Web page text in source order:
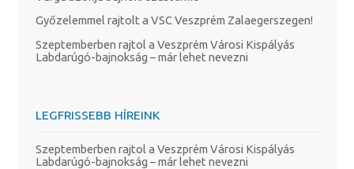
Győzelemmel rajtolt a VSC Veszprém Zalaegerszegen!
Szeptemberben rajtol a Veszprém Városi Kispályás
Labdarúgó-bajnokság – már lehet nevezni
LEGFRISSEBB HÍREINK
Szeptemberben rajtol a Veszprém Városi Kispályás
Labdarúgó-bajnokság – már lehet nevezni